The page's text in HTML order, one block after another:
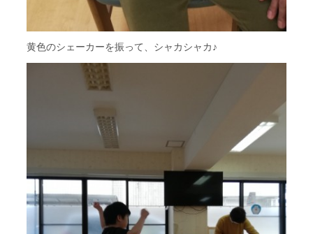
黄色のシェーカーを振って、シャカシャカ♪